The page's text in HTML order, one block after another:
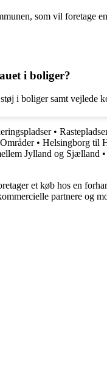
som vil foretage
i boliger?
i boliger samt vejlede
•
• Helsingborg til
Jylland og Sjælland •
et køb hos en
partnere og